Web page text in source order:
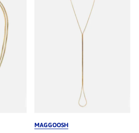
Alphabetisch, A-Z
Alphabetisch, Z-A
Preis, niedrig nach hoch
Datum, neu zu alt
MAGGOOSH